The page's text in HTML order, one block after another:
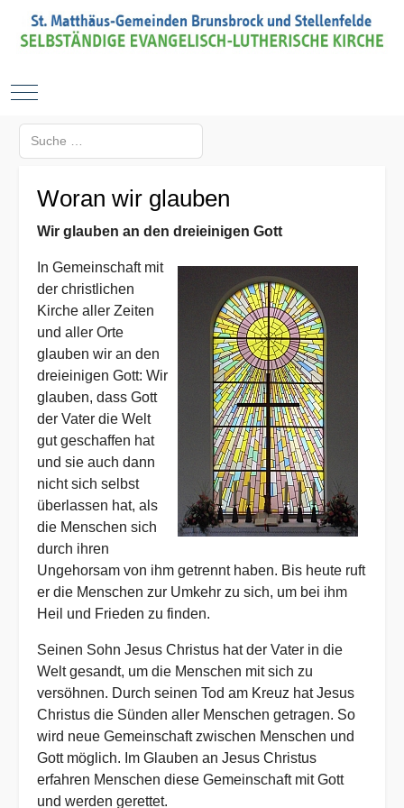
Mobile Menu Toggle
Woran wir glauben
Wir glauben an den dreieinigen Gott
In Gemeinschaft mit
der christlichen
Kirche aller Zeiten
und aller Orte
glauben wir an den
dreieinigen Gott: Wir
glauben, dass Gott
der Vater die Welt
gut geschaffen hat
und sie auch dann
nicht sich selbst
überlassen hat, als
die Menschen sich
durch ihren
Ungehorsam von ihm getrennt haben. Bis heute ruft
er die Menschen zur Umkehr zu sich, um bei ihm
Heil und Frieden zu finden.
Seinen Sohn Jesus Christus hat der Vater in die
Welt gesandt, um die Menschen mit sich zu
versöhnen. Durch seinen Tod am Kreuz hat Jesus
Christus die Sünden aller Menschen getragen. So
wird neue Gemeinschaft zwischen Menschen und
Gott möglich. Im Glauben an Jesus Christus
erfahren Menschen diese Gemeinschaft mit Gott
und werden gerettet.